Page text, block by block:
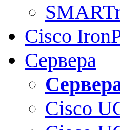
Cisco
Сервера
Cisco